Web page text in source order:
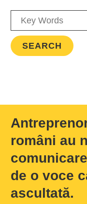
români au
de o voce
ascultată.